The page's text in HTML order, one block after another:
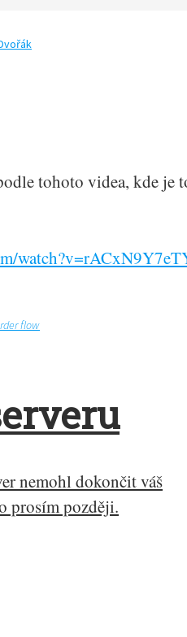
tohoto videa, kde je
flow
nemohl dokončit váš
prosím později.